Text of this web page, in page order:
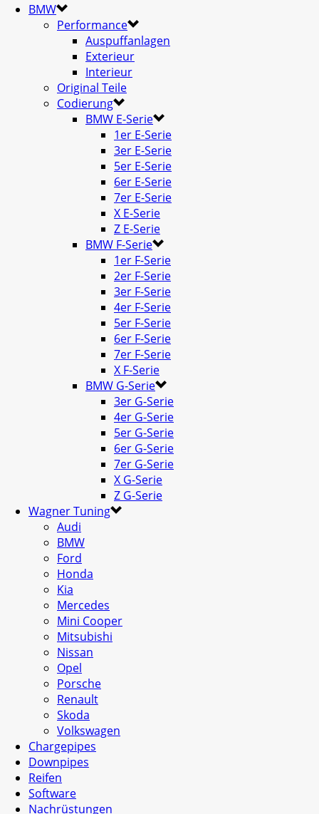
BMW
Performance
Auspuffanlagen
Exterieur
Interieur
Original Teile
Codierung
BMW E-Serie
1er E-Serie
3er E-Serie
5er E-Serie
6er E-Serie
7er E-Serie
X E-Serie
Z E-Serie
BMW F-Serie
1er F-Serie
2er F-Serie
3er F-Serie
4er F-Serie
5er F-Serie
6er F-Serie
7er F-Serie
X F-Serie
BMW G-Serie
3er G-Serie
4er G-Serie
5er G-Serie
6er G-Serie
7er G-Serie
X G-Serie
Z G-Serie
Wagner Tuning
Audi
BMW
Ford
Honda
Kia
Mercedes
Mini Cooper
Mitsubishi
Nissan
Opel
Porsche
Renault
Skoda
Volkswagen
Chargepipes
Downpipes
Reifen
Software
Nachrüstungen